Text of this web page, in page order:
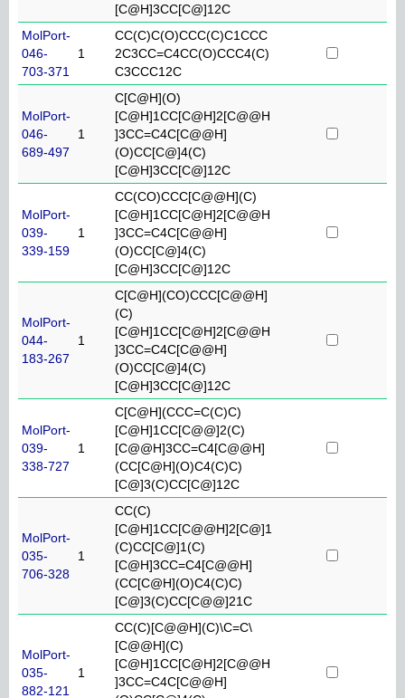
[C@H]3CC[C@]12C
MolPort-
046-
703-371
1
CC(C)C(O)CCC(C)C1CCC
2C3CC=C4CC(O)CCC4(C)
C3CCC12C
MolPort-
046-
689-497
1
C[C@H](O)
[C@H]1CC[C@H]2[C@@H
]3CC=C4C[C@@H]
(O)CC[C@]4(C)
[C@H]3CC[C@]12C
MolPort-
039-
339-159
1
CC(CO)CCC[C@@H](C)
[C@H]1CC[C@H]2[C@@H
]3CC=C4C[C@@H]
(O)CC[C@]4(C)
[C@H]3CC[C@]12C
MolPort-
044-
183-267
1
C[C@H](CO)CCC[C@@H]
(C)
[C@H]1CC[C@H]2[C@@H
]3CC=C4C[C@@H]
(O)CC[C@]4(C)
[C@H]3CC[C@]12C
MolPort-
039-
338-727
1
C[C@H](CCC=C(C)C)
[C@H]1CC[C@@]2(C)
[C@@H]3CC=C4[C@@H]
(CC[C@H](O)C4(C)C)
[C@]3(C)CC[C@]12C
MolPort-
035-
706-328
1
CC(C)
[C@H]1CC[C@@H]2[C@]1
(C)CC[C@]1(C)
[C@H]3CC=C4[C@@H]
(CC[C@H](O)C4(C)C)
[C@]3(C)CC[C@@]21C
MolPort-
035-
882-121
1
CC(C)[C@@H](C)\C=C\
[C@@H](C)
[C@H]1CC[C@H]2[C@@H
]3CC=C4C[C@@H]